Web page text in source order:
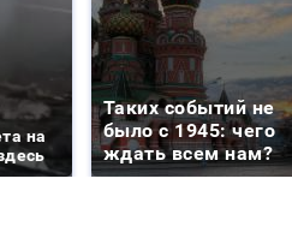
на
Таких событий не
было с 1945: чего
ждать всем нам?